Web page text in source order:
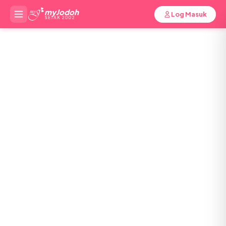
myJodoh
SEJAK 2002 Log Masuk